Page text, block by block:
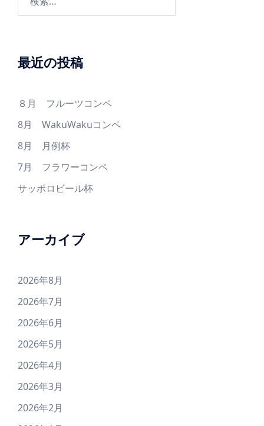
最近の投稿
８月 フルーツコンペ
8月 WakuWakuコンペ
8月 月例杯
7月 フラワーコンペ
サッポロビール杯
アーカイブ
2026年8月
2026年7月
2026年6月
2026年5月
2026年4月
2026年3月
2026年2月